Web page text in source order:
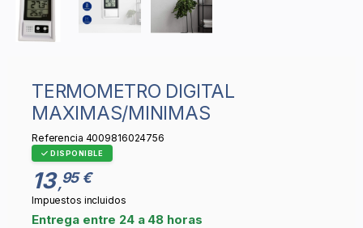
TERMOMETRO DIGITAL
MAXIMAS/MINIMAS
Referencia 4009816024756
DISPONIBLE
13 ,95 €
Impuestos incluidos
Entrega entre 24 a 48 horas